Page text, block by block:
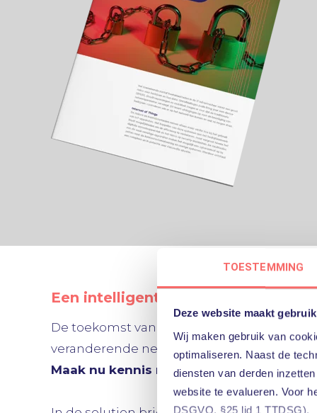
TOESTEMMING
Deze website maakt
Wij maken gebruik van
optimaliseren. Naast de
diensten van derden
website te evalueren. Voor
DSGVO, §25 lid 1 TTDSG).
Een intelligent netwerk voor de
De toekomst van de werkplek is hybride.
veranderende netwerkeisen van uw
Maak nu kennis met het bedrijfsnetwerk